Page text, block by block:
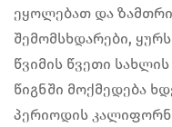
ეყოლებათ და
შემომსხდარები,
წვიმის წვეთი სახლის
წიგნში მოქმედება
პერიოდის